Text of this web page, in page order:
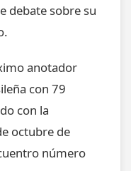
debate sobre su
anotador
con 79
con la
octubre de
número